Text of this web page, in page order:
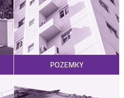
POZEMKY